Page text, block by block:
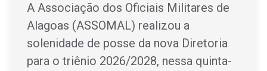
A Associação dos Oficiais Militares de
Alagoas (ASSOMAL) realizou a
solenidade de posse da nova Diretoria
para o triênio 2026/2028, nessa quinta-